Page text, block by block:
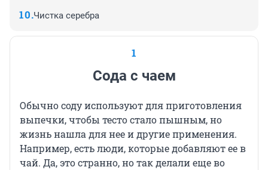
Чистка серебра
1
Сода с чаем
Обычно соду используют для приготовления
выпечки, чтобы тесто стало пышным, но
жизнь нашла для нее и другие применения.
Например, есть люди, которые добавляют ее в
чай. Да, это странно, но так делали еще во